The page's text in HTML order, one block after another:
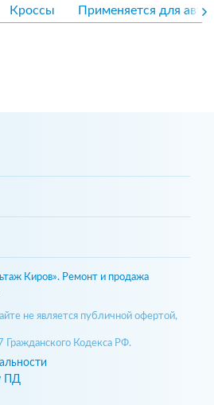
Кроссы Применяется для авто
Киров». Ремонт и продажа
не является публичной офертой,
Кодекса РФ.
ПД